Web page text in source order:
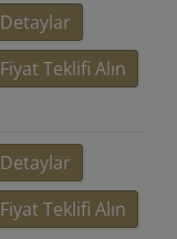
Detaylar
Fiyat Teklifi Alın
Detaylar
Fiyat Teklifi Alın